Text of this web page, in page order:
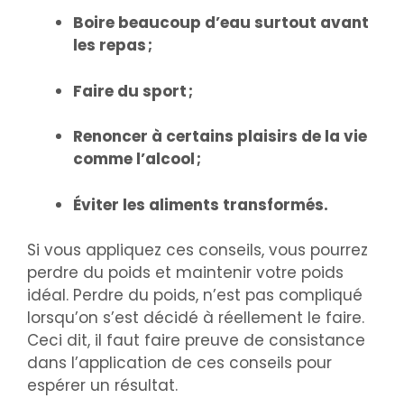
Boire beaucoup d’eau surtout avant
les repas ;
Faire du sport ;
Renoncer à certains plaisirs de la vie
comme l’alcool ;
Éviter les aliments transformés.
Si vous appliquez ces conseils, vous pourrez
perdre du poids et maintenir votre poids
idéal. Perdre du poids, n’est pas compliqué
lorsqu’on s’est décidé à réellement le faire.
Ceci dit, il faut faire preuve de consistance
dans l’application de ces conseils pour
espérer un résultat.